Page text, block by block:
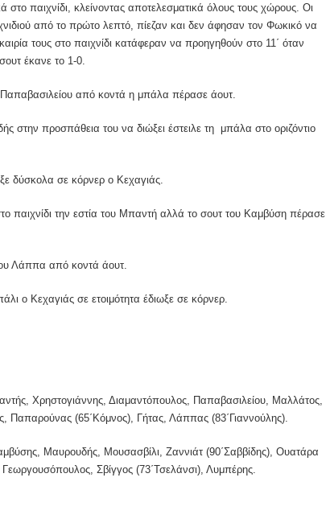
παιχνίδι, κλείνοντας αποτελεσματικά όλους τους χώρους. Οι
από το πρώτο λεπτό, πίεζαν και δεν άφησαν τον Φωκικό να
τους στο παιχνίδι κατάφεραν να προηγηθούν στο 11΄ όταν
έκανε το 1-0.
από κοντά η μπάλα πέρασε άουτ.
στην προσπάθεια του να διώξει έστειλε τη μπάλα στο οριζόντιο
δύσκολα σε κόρνερ ο Κεχαγιάς.
παιχνίδι την εστία του Μπαντή αλλά το σουτ του Καμβύση πέρασε
Λάππα από κοντά άουτ.
ο Κεχαγιάς σε ετοιμότητα έδιωξε σε κόρνερ.
Χρηστογιάννης, Διαμαντόπουλος, Παπαβασιλείου, Μαλλάτος,
Παπαρούνας (65΄Κόμνος), Γήτας, Λάππας (83΄Γιαννούλης).
Μαυρουδής, Μουσασβίλι, Ζαννιάτ (90΄Σαββίδης), Ουατάρα
Σβίγγος (73΄Τσελάνσι), Λυμπέρης.